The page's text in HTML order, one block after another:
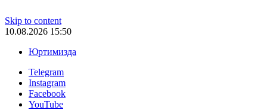
Skip to content
10.08.2026 15:50
Юртимизда
Telegram
Instagram
Facebook
YouTube